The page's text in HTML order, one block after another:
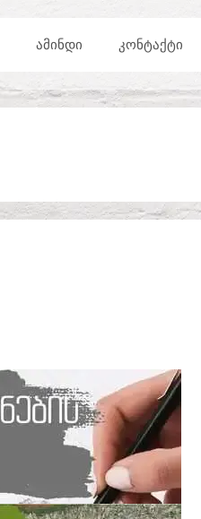
ᲐᲛᲘᲜᲓᲘ ᲙᲝᲜᲢᲐᲥᲢᲘ